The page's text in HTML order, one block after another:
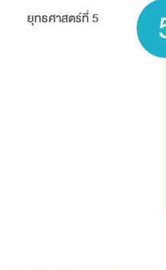
ยุทธศาสตร์ที่ 5